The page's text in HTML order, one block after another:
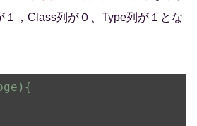
１，Class列が０、Type列が１とな